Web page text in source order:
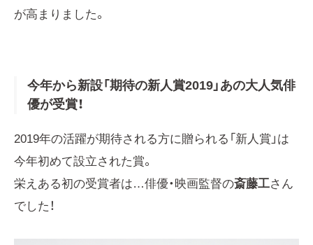
が高まりました。
今年から新設「期待の新人賞2019」あの大人気俳
優が受賞！
2019年の活躍が期待される方に贈られる「新人賞」は
今年初めて設立された賞。
栄えある初の受賞者は…俳優・映画監督の斎藤工さん
でした！